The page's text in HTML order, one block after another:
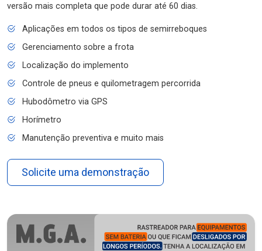
versão mais completa que pode durar até 60 dias.
Aplicações em todos os tipos de semirreboques
Gerenciamento sobre a frota
Localização do implemento
Controle de pneus e quilometragem percorrida
Hubodômetro via GPS
Horímetro
Manutenção preventiva e muito mais
Solicite uma demonstração